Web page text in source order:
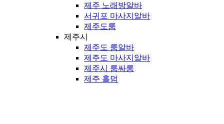
제주 노래방알바
서귀포 마사지알바
제주도룸
제주시
제주도 룸알바
제주도 마사지알바
제주시 룸싸롱
제주 홀덤